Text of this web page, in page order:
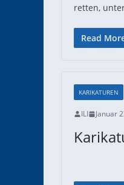
retten,
Read
KARIKATUREN
ILI Januar